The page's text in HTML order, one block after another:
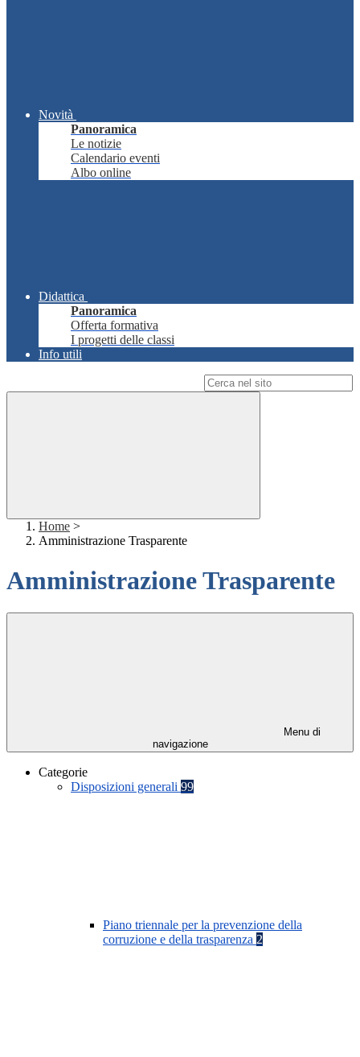
Novità
Panoramica
Le notizie
Calendario eventi
Albo online
Didattica
Panoramica
Offerta formativa
I progetti delle classi
Info utili
Home >
Amministrazione Trasparente
Amministrazione Trasparente
Menu di
navigazione
Categorie
Disposizioni generali 99
Piano triennale per la prevenzione della
corruzione e della trasparenza 2